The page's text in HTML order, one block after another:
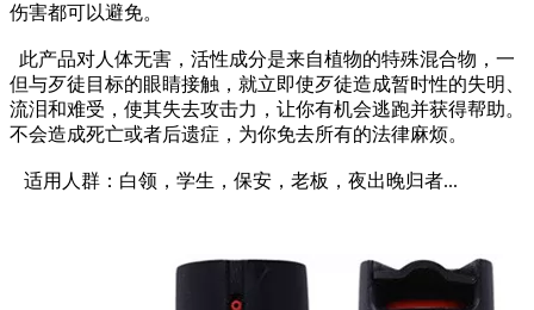
伤害都可以避免。
此产品对人体无害，活性成分是来自植物的特殊混合物，一
但与歹徒目标的眼睛接触，就立即使歹徒造成暂时性的失明、
流泪和难受，使其失去攻击力，让你有机会逃跑并获得帮助。
不会造成死亡或者后遗症，为你免去所有的法律麻烦。
适用人群：白领，学生，保安，老板，夜出晚归者...